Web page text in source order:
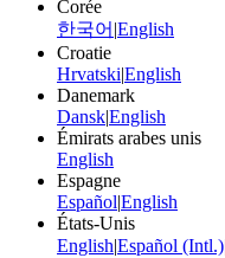
Corée
한국어 English
Croatie
HrvatskiEnglish
Danemark
DanskEnglish
Émirats arabes unis
English
Espagne
EspañolEnglish
États-Unis
EnglishEspañol (Intl.)